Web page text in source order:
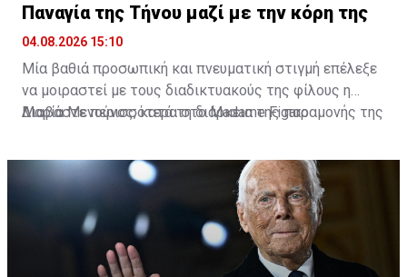
Παναγία της Τήνου μαζί με την κόρη της
04.08.2026 15:10
Μία βαθιά προσωπική και πνευματική στιγμή επέλεξε
να μοιραστεί με τους διαδικτυακούς της φίλους η
Μαρία Μενούνος, κατά τη διάρκεια της παραμονής της
πλευρό της τη μικρή της κόρη, Αθηνά, σε ένα
προσκύνημα που, όπως αποκάλυψε, είχε ξεχωριστή
σημασία για την ίδια.
Διαβάστε περισσότερα στο Madame Figaro